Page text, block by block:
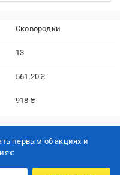
Сковородки
13
561.20 ₴
918 ₴
первым об акцияx и